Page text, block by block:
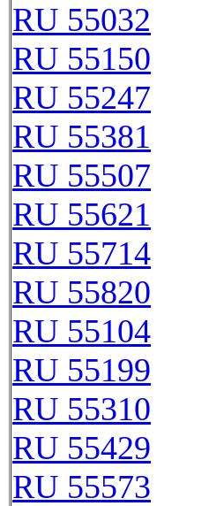
RU 55032
RU 55150
RU 55247
RU 55381
RU 55507
RU 55621
RU 55714
RU 55820
RU 55104
RU 55199
RU 55310
RU 55429
RU 55573